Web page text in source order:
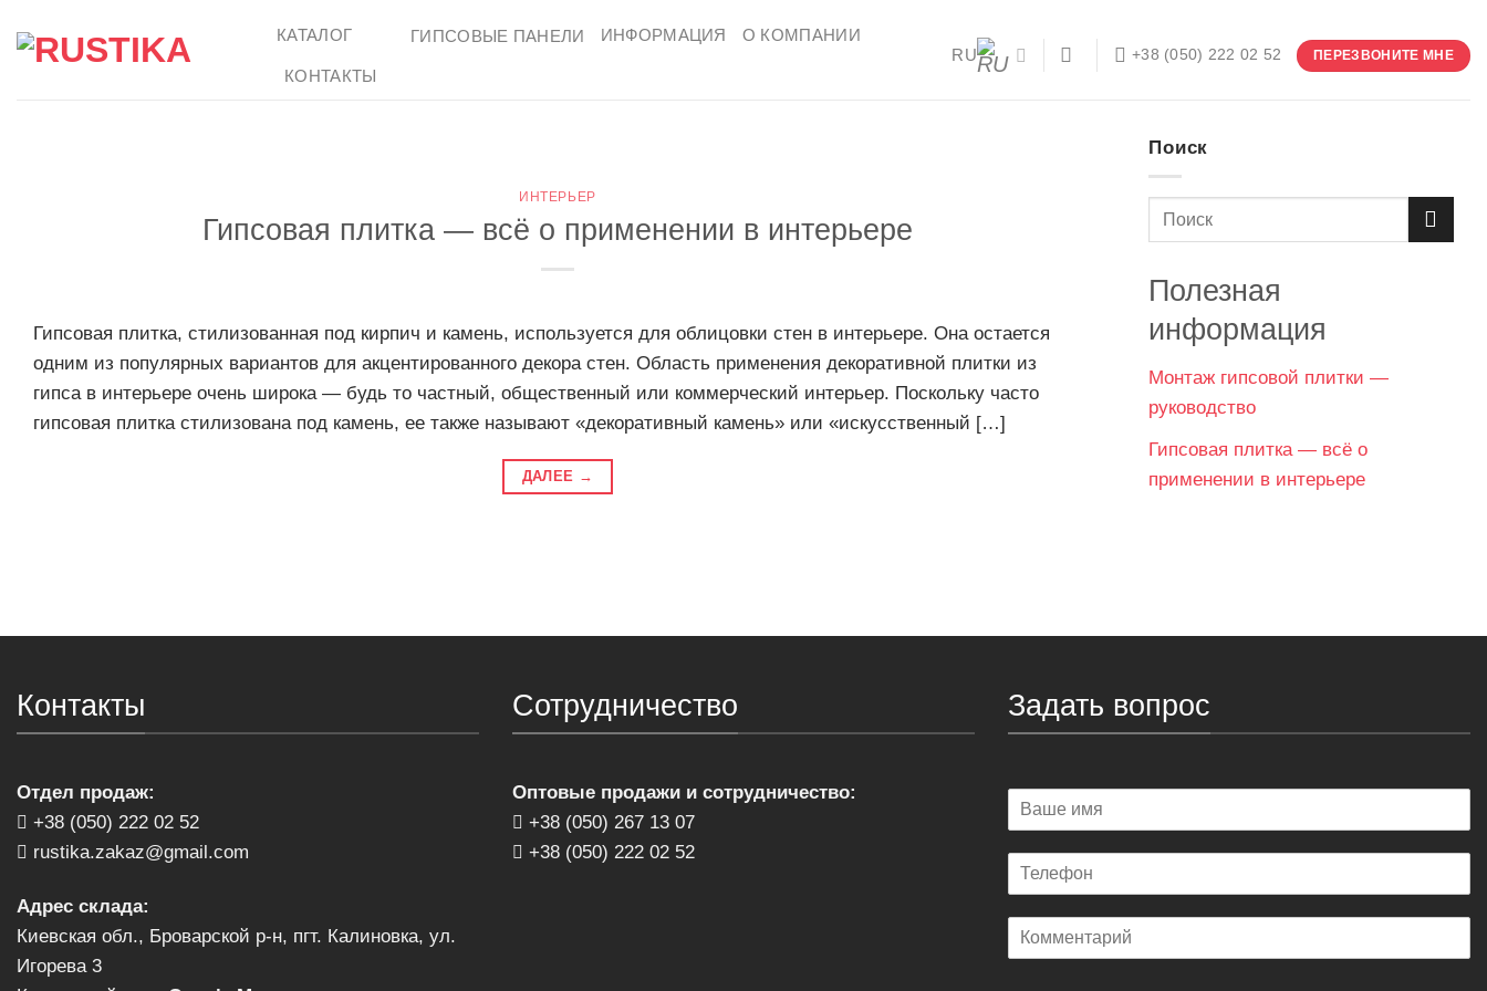
КАТАЛОГ ГИПСОВЫЕ ПАНЕЛИ ИНФОРМАЦИЯ О КОМПАНИИ
КОНТАКТЫ
RU +38 (050) 222 02 52 ПЕРЕЗВОНИТЕ МНЕ
ИНТЕРЬЕР
Гипсовая плитка — всё о применении в интерьере
Гипсовая плитка, стилизованная под кирпич и камень, используется для облицовки стен в интерьере. Она остается
одним из популярных вариантов для акцентированного декора стен. Область применения декоративной плитки из
гипса в интерьере очень широка — будь то частный, общественный или коммерческий интерьер. Поскольку часто
гипсовая плитка стилизована под камень, ее также называют «декоративный камень» или «искусственный […]
ДАЛЕЕ →
Поиск
Полезная
информация
Монтаж гипсовой плитки —
руководство
Гипсовая плитка — всё о
применении в интерьере
Контакты
Отдел продаж:
+38 (050) 222 02 52
rustika.zakaz@gmail.com
Адрес склада:
Киевская обл., Броварской р-н, пгт. Калиновка, ул.
Игорева 3
Сотрудничество
Оптовые продажи и сотрудничество:
+38 (050) 267 13 07
+38 (050) 222 02 52
Задать вопрос